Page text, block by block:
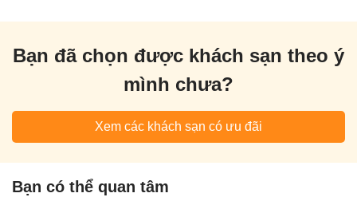
Bạn đã chọn được khách sạn theo ý
mình chưa?
Xem các khách sạn có ưu đãi
Bạn có thể quan tâm